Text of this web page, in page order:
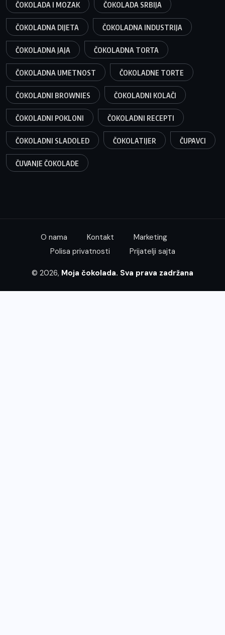
ČOKOLADA I MOZAK ČOKOLADA SRBIJA
ČOKOLADNA DIJETA ČOKOLADNA INDUSTRIJA
ČOKOLADNA JAJA ČOKOLADNA TORTA
ČOKOLADNA UMETNOST ČOKOLADNE TORTE
ČOKOLADNI BROWNIES ČOKOLADNI KOLAČI
ČOKOLADNI POKLONI ČOKOLADNI RECEPTI
ČOKOLADNI SLADOLED ČOKOLATIJER ČUPAVCI
ČUVANJE ČOKOLADE
O nama Kontakt
Marketing
Polisa privatnosti
Prijatelji sajta
© 2026, Moja čokolada. Sva prava zadržana